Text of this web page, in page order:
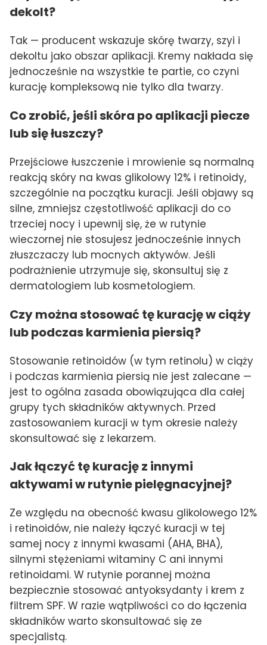
dekolt?
Tak — producent wskazuje skórę twarzy, szyi i
dekoltu jako obszar aplikacji. Kremy nakłada się
jednocześnie na wszystkie te partie, co czyni
kurację kompleksową nie tylko dla twarzy.
Co zrobić, jeśli skóra po aplikacji piecze
lub się łuszczy?
Przejściowe łuszczenie i mrowienie są normalną
reakcją skóry na kwas glikolowy 12% i retinoidy,
szczególnie na początku kuracji. Jeśli objawy są
silne, zmniejsz częstotliwość aplikacji do co
trzeciej nocy i upewnij się, że w rutynie
wieczornej nie stosujesz jednocześnie innych
złuszczaczy lub mocnych aktywów. Jeśli
podrażnienie utrzymuje się, skonsultuj się z
dermatologiem lub kosmetologiem.
Czy można stosować tę kurację w ciąży
lub podczas karmienia piersią?
Stosowanie retinoidów (w tym retinolu) w ciąży
i podczas karmienia piersią nie jest zalecane —
jest to ogólna zasada obowiązująca dla całej
grupy tych składników aktywnych. Przed
zastosowaniem kuracji w tym okresie należy
skonsultować się z lekarzem.
Jak łączyć tę kurację z innymi
aktywami w rutynie pielęgnacyjnej?
Ze względu na obecność kwasu glikolowego 12%
i retinoidów, nie należy łączyć kuracji w tej
samej nocy z innymi kwasami (AHA, BHA),
silnymi stężeniami witaminy C ani innymi
retinoidami. W rutynie porannej można
bezpiecznie stosować antyoksydanty i krem z
filtrem SPF. W razie wątpliwości co do łączenia
składników warto skonsultować się ze
specjalistą.